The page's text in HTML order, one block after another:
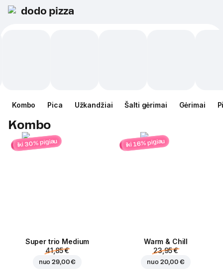
dodo pizza
Kombo Pica Užkandžiai Šalti gėrimai Gėrimai
Kombo
iki 30% pigiau
Super trio Medium
41,85 €
nuo29,00 €
iki 16% pigiau
Warm & Chill
23,95 €
nuo 20,00 €